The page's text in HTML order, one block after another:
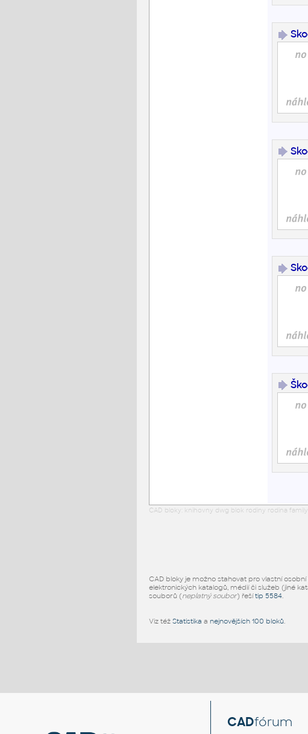
CAD bloky: knihovny dwg blok rodiny rodina
CAD bloky je možno stahovat pro vlastní
elektronických katalogů, médií či služeb (jiné
souborů (neplatný soubor) řešítip 5584.
Viz též Statistika a nejnovějších 100 bloků.
CADfórum